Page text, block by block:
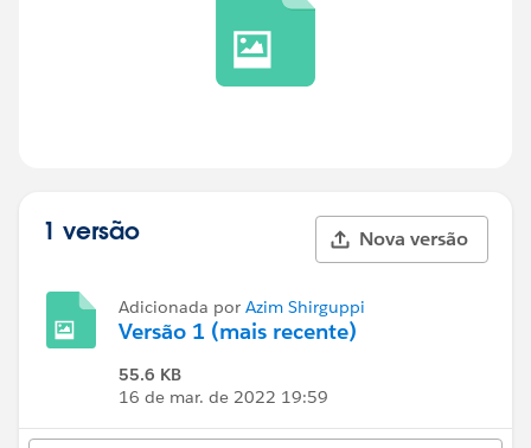
1 versão Nova versão
Adicionada por Azim Shirguppi
Versão 1 (mais recente)
55.6 KB
16 de mar. de 2022 19:59